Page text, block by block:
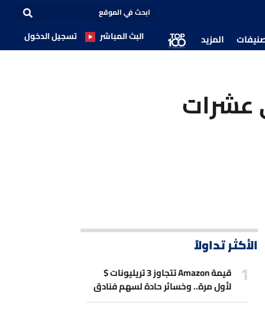
المزيد البث المباشر تسجيل الدخول
عشرات
الأكثر تداولاً
قيمة Amazon تتجاوز 3 تريليونات $
لأول مرة.. وخسائر حادة لسهم فنادق
Marriott بسبب حرب إيران